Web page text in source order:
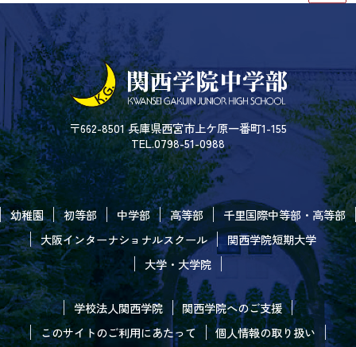
〒662-8501 兵庫県西宮市上ケ原一番町1-155
TEL.0798-51-0988
幼稚園 初等部 中学部 高等部
千里国際中等部・高等部
大阪インターナショナルスクール
関西学院短期大学
大学・大学院
学校法人関西学院
関西学院へのご支援
このサイトのご利用にあたって
個人情報の取り扱い